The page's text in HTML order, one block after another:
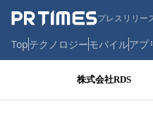
プレスリリー
Topテクノロジーモバイルアプ
株式会社RDS